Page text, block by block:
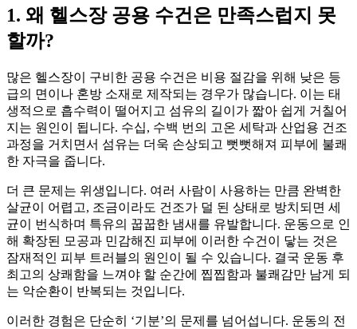
1. 왜 헬스장 공용 수건은 만족스럽지 못
할까?
많은 헬스장이 구비한 공용 수건은 비용 절감을 위해 낮은 등
급의 면이나 혼방 소재로 제작되는 경우가 많습니다. 이는 태
생적으로 흡수력이 떨어지고 섬유의 길이가 짧아 쉽게 거칠어
지는 원인이 됩니다. 수십, 수백 번의 고온 세탁과 산업용 건조
과정을 거치면서 섬유는 더욱 손상되고 뻣뻣해져 피부에 불쾌
한 자극을 줍니다.
더 큰 문제는 위생입니다. 여러 사람이 사용하는 만큼 완벽한
살균이 어렵고, 조금이라도 건조가 덜 된 상태로 방치되면 세
균이 번식하며 특유의 꿉꿉한 냄새를 유발합니다. 운동으로 인
해 확장된 모공과 민감해진 피부에 이러한 수건이 닿는 것은
잠재적인 피부 트러블의 원인이 될 수 있습니다. 결국 운동 후
최고의 상쾌함을 느껴야 할 순간에 찝찝함과 불쾌감만 남게 되
는 악순환이 반복되는 것입니다.
이러한 경험은 단순히 ‘기분’의 문제를 넘어섭니다. 운동의 전